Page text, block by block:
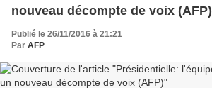
nouveau décompte de voix (AFP)
Publié le 26/11/2016 à 21:21
Par AFP